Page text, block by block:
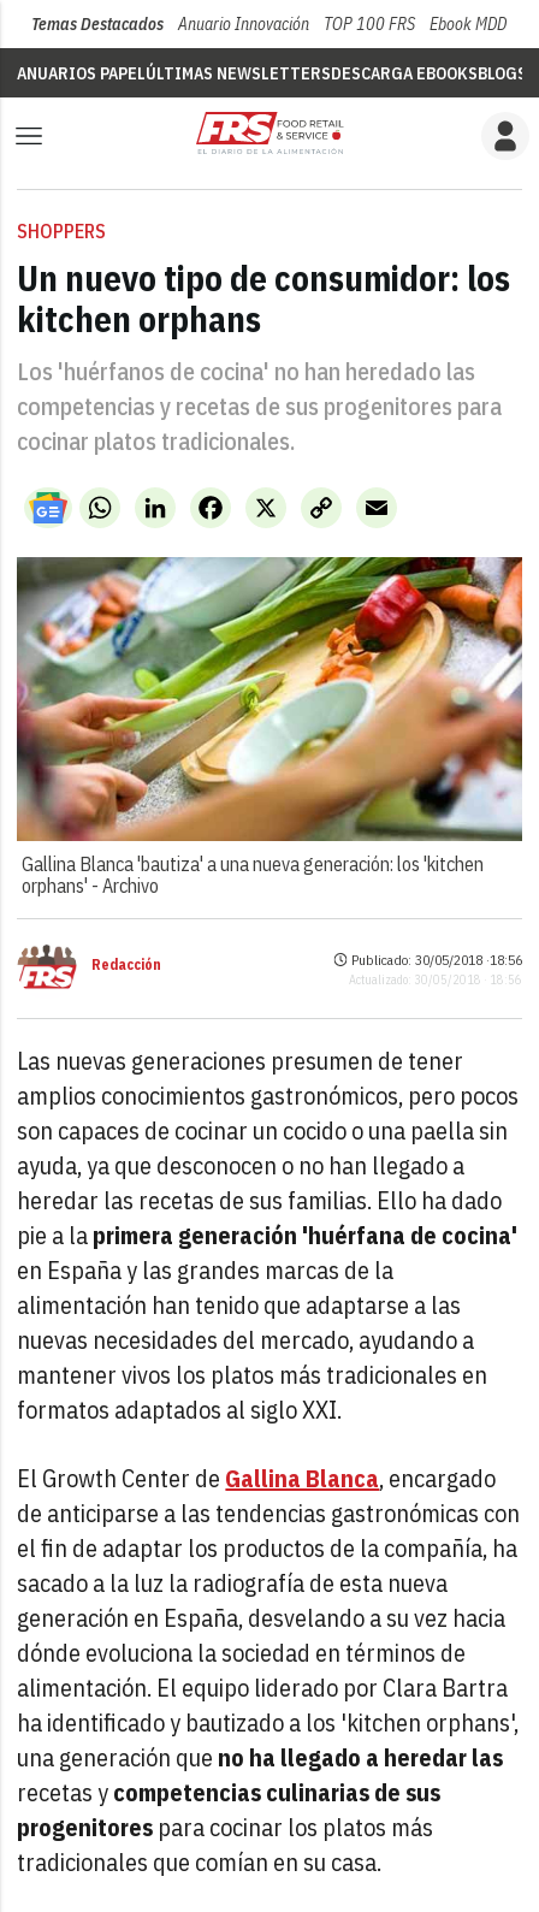
Temas Destacados Anuario Innovación TOP 100 FRS Ebook MDD
ANUARIOS PAPELÚLTIMAS NEWSLETTERSDESCARGA EBOOKSBLOGS
SHOPPERS
Un nuevo tipo de consumidor: los
kitchen orphans
Los 'huérfanos de cocina' no han heredado las
competencias y recetas de sus progenitores para
cocinar platos tradicionales.
WhatsAppLinkedIn X
Facebook
Copy
Link
Email
Gallina Blanca 'bautiza' a una nueva generación: los 'kitchen
orphans' -Archivo
Redacción Publicado: 30/05/2018 ·18:56
Actualizado: 30/05/2018 · 18:56
Las nuevas generaciones presumen de tener
amplios conocimientos gastronómicos, pero pocos
son capaces de cocinar un cocido o una paella sin
ayuda, ya que desconocen o no han llegado a
heredar las recetas de sus familias. Ello ha dado
pie a laprimera generación 'huérfana de cocina'
en España y las grandes marcas de la
alimentación han tenido que adaptarse a las
nuevas necesidades del mercado, ayudando a
mantener vivos los platos más tradicionales en
formatos adaptados al siglo XXI.
El Growth Center de Gallina Blanca, encargado
de anticiparse a las tendencias gastronómicas con
el fin de adaptar los productos de la compañía, ha
sacado a la luz la radiografía de esta nueva
generación en España, desvelando a su vez hacia
dónde evoluciona la sociedad en términos de
alimentación. El equipo liderado por Clara Bartra
ha identificado y bautizado a los 'kitchen orphans',
una generación que no ha llegado a heredar las
recetas ycompetencias culinarias de sus
progenitores para cocinar los platos más
tradicionales que comían en su casa.